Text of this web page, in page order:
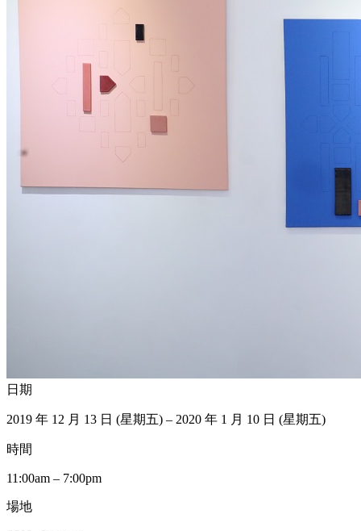
日期
2019 年 12 月 13 日 (星期五) – 2020 年 1 月 10 日 (星期五)
時間
11:00am – 7:00pm
場地